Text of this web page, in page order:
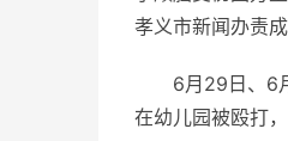
孝义市新闻办责
6月29日、6
在幼儿园被殴打